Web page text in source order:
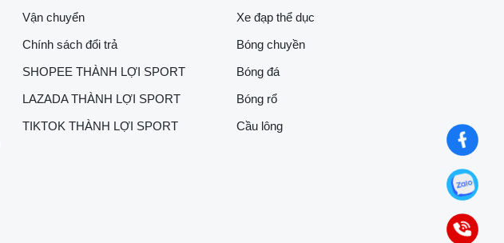
Vận chuyển
Chính sách đổi trả
SHOPEE THÀNH LỢI SPORT
LAZADA THÀNH LỢI SPORT
TIKTOK THÀNH LỢI SPORT
Xe đạp thể dục
Bóng chuyền
Bóng đá
Bóng rổ
Cầu lông